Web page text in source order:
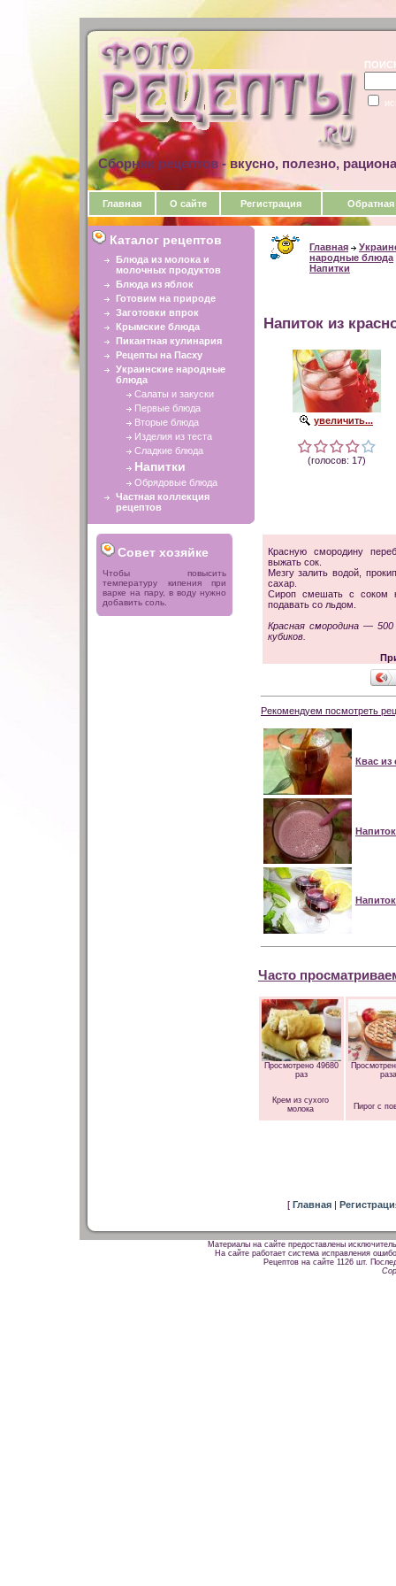
Сборник рецептов - вкусно, полезно,
Главная О сайте Регистрация Обратная
Каталог рецептов
Блюда из молока и
молочных продуктов
Блюда из яблок
Готовим на природе
Заготовки впрок
Крымские блюда
Пикантная кулинария
Рецепты на Пасху
Украинские народные
блюда
Салаты и закуски
Первые блюда
Вторые блюда
Изделия из теста
Сладкие блюда
Напитки
Обрядовые блюда
Частная коллекция
рецептов
Совет хозяйке
Чтобы повысить
температуру кипения при
варке на пару, в воду нужно
добавить соль.
Главная
народные блюда
Напитки
Напиток из
увеличить...
(голосов: 17)
Красную смородину
выжать сок.
Мезгу залить водой,
сахар.
Сироп смешать с соком
подавать со льдом.
Красная смородина —
кубиков.
Рекомендуем посмотреть
Квас
Часто
Просмотрено 49680
раз
Крем из сухого
молока
раза
Пирог с
[ Главная |
Материалы на сайте предоставлены
На сайте работает система исправления
Рецептов на сайте 1126 шт.